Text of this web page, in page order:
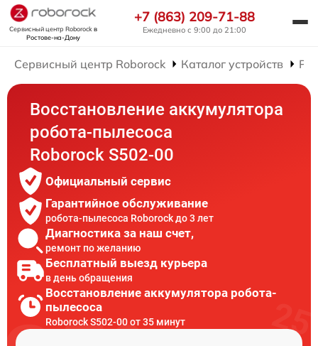
Сервисный центр Roborockв
Ростове-на-Дону
+7 (863) 209-71-88
Ежедневно с 9:00 до 21:00
Сервисный центр Roborock Каталог устройств
Восстановление аккумулятора
робота-пылесоса
Roborock S502-00
Официальный сервис
Гарантийное обслуживание
робота-пылесоса Roborock до 3 лет
Диагностика за наш счет,
ремонт по желанию
Бесплатный выезд курьера
в день обращения
Восстановление аккумулятора робота-
пылесоса
Roborock S502-00 от 35 минут